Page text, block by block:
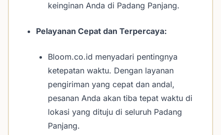
keinginan Anda di Padang Panjang.
Pelayanan Cepat dan Terpercaya:
Bloom.co.id menyadari pentingnya
ketepatan waktu. Dengan layanan
pengiriman yang cepat dan andal,
pesanan Anda akan tiba tepat waktu di
lokasi yang dituju di seluruh Padang
Panjang.